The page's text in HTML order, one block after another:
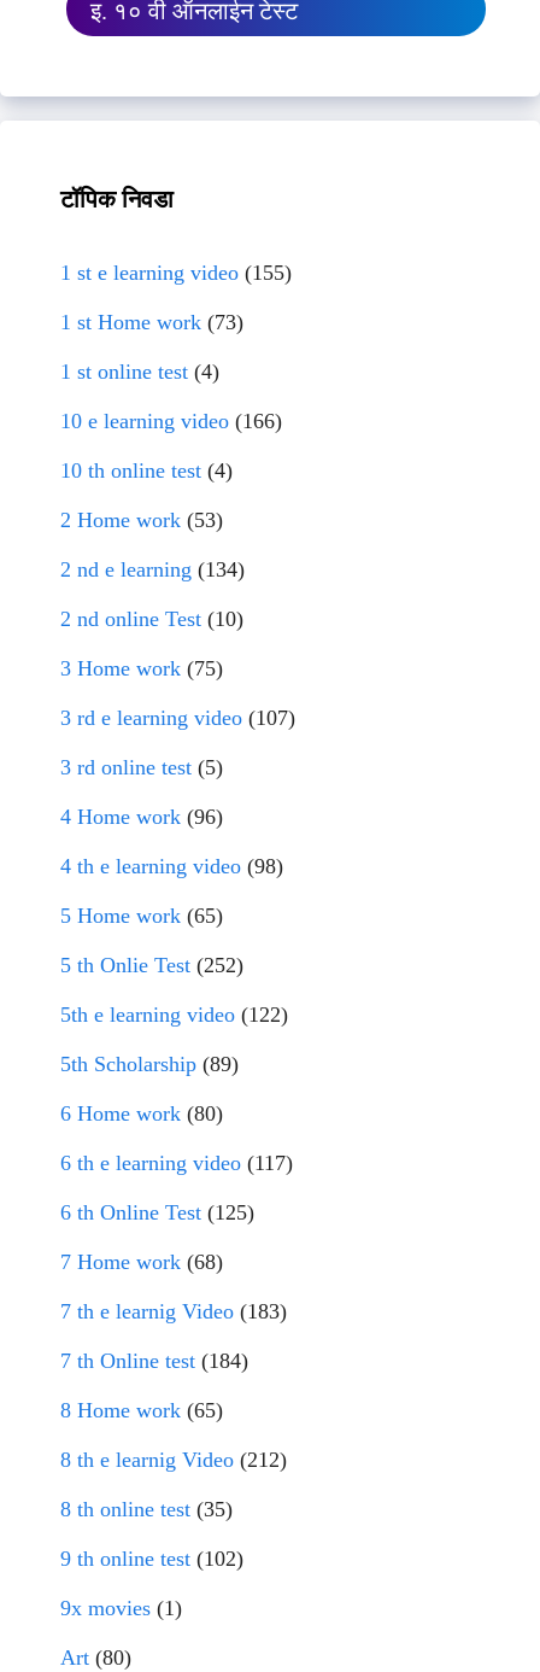
इ. १० वी ऑनलाईन टेस्ट
टॉपिक निवडा
1 st e learning video (155)
1 st Home work (73)
1 st online test (4)
10 e learning video (166)
10 th online test (4)
2 Home work (53)
2 nd e learning (134)
2 nd online Test (10)
3 Home work (75)
3 rd e learning video (107)
3 rd online test (5)
4 Home work (96)
4 th e learning video (98)
5 Home work (65)
5 th Onlie Test (252)
5th e learning video (122)
5th Scholarship (89)
6 Home work (80)
6 th e learning video (117)
6 th Online Test (125)
7 Home work (68)
7 th e learnig Video (183)
7 th Online test (184)
8 Home work (65)
8 th e learnig Video (212)
8 th online test (35)
9 th online test (102)
9x movies (1)
Art (80)